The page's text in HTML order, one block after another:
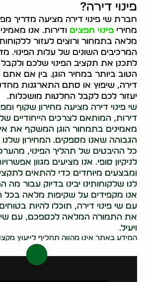
פינוי דירה?
חברת שי פינוי דירה מציעה מדריך
מחיריפינוי חפצים ודירות. אנו
מלאה בתמחור ורוצים לעזור
המרכיבים השונים של עלות הפינוי.
לתכנן את תקציב הפינוי שלכם
הטוב ביותר במחיר הוגן. בין אם
דירה, שיפוץ או סתם התארגנות
יעזור לכם לקבל החלטות מושכלות.
שי פינוי דירה מציעה מחירון שקוף
דירות, המותאם לצרכים הייחודיים
מאמינים בתמחור הוגן המשקף את
הגבוהה שאנו מספקים. המחירון
כל ההיבטים של תהליך הפינוי,
לניקיון סופי. אנו מציעים מגוון
ומבצעים מיוחדים כדי להתאים
לנו שלקוחותינו יבינו בדיוק עבור מה
אנו מקפידים על שקיפות מלאה בכל
עם שי פינוי דירה, תוכלו להיות
את התמורה המלאה לכספכם, עם
ויעיל.
המידע באתר אינו מהווה תחליף לייעוץ